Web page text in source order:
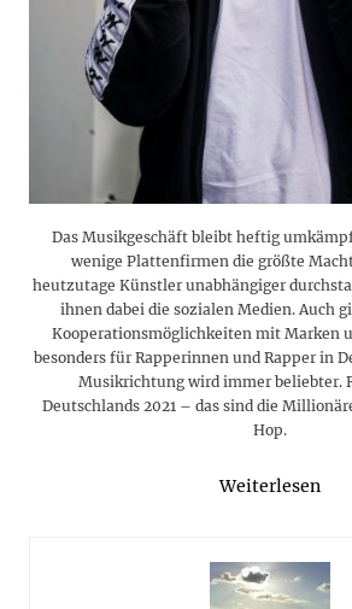
Das Musikgeschäft bleibt heftig
wenige Plattenfirmen die größte
heutzutage Künstler unabhängiger
ihnen dabei die sozialen Medien. Auch
Kooperationsmöglichkeiten mit Marken
besonders für Rapperinnen und Rapper in
Musikrichtung wird immer beliebter.
Deutschlands 2021 – das sind die
Hop.
Weiterlesen